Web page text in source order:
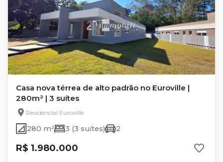
Casa nova térrea de alto padrão no Euroville |
280m² | 3 suítes
Residencial Euroville
280 m² 3 (3 suítes) 2
R$ 1.980.000